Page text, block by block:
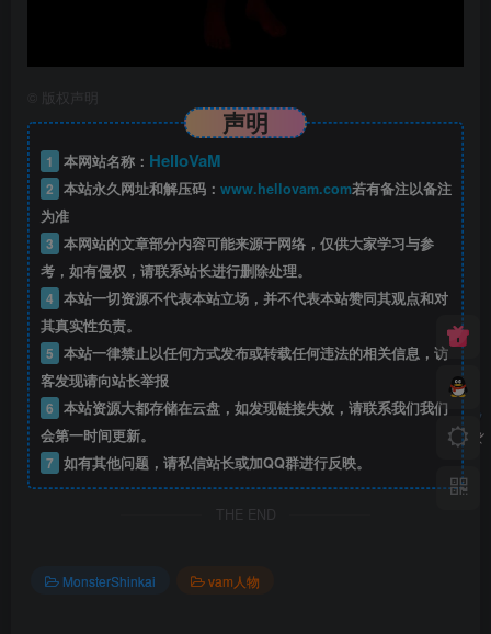
版权声明
声明
1 本网站名称： HelloVaM
2 本站永久网址和解压码： www.hellovam.com若有备注以备注
为准
3 本网站的文章部分内容可能来源于网络，仅供大家学习与参
考，如有侵权，请联系站长进行删除处理。
4 本站一切资源不代表本站立场，并不代表本站赞同其观点和对
其真实性负责。
5 本站一律禁止以任何方式发布或转载任何违法的相关信息，访
客发现请向站长举报
6 本站资源大都存储在云盘，如发现链接失效，请联系我们我们
会第一时间更新。
7 如有其他问题，请私信站长或加QQ群进行反映。
THE END
MonsterShinkai vam人物